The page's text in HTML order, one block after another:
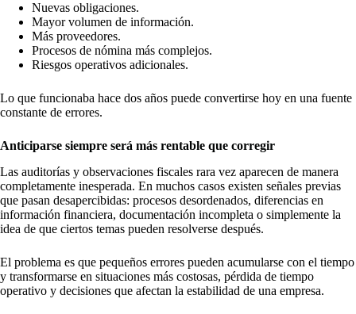
Nuevas obligaciones.
Mayor volumen de información.
Más proveedores.
Procesos de nómina más complejos.
Riesgos operativos adicionales.
Lo que funcionaba hace dos años puede convertirse hoy en una fuente
constante de errores.
Anticiparse siempre será más rentable que corregir
Las auditorías y observaciones fiscales rara vez aparecen de manera
completamente inesperada. En muchos casos existen señales previas
que pasan desapercibidas: procesos desordenados, diferencias en
información financiera, documentación incompleta o simplemente la
idea de que ciertos temas pueden resolverse después.
El problema es que pequeños errores pueden acumularse con el tiempo
y transformarse en situaciones más costosas, pérdida de tiempo
operativo y decisiones que afectan la estabilidad de una empresa.